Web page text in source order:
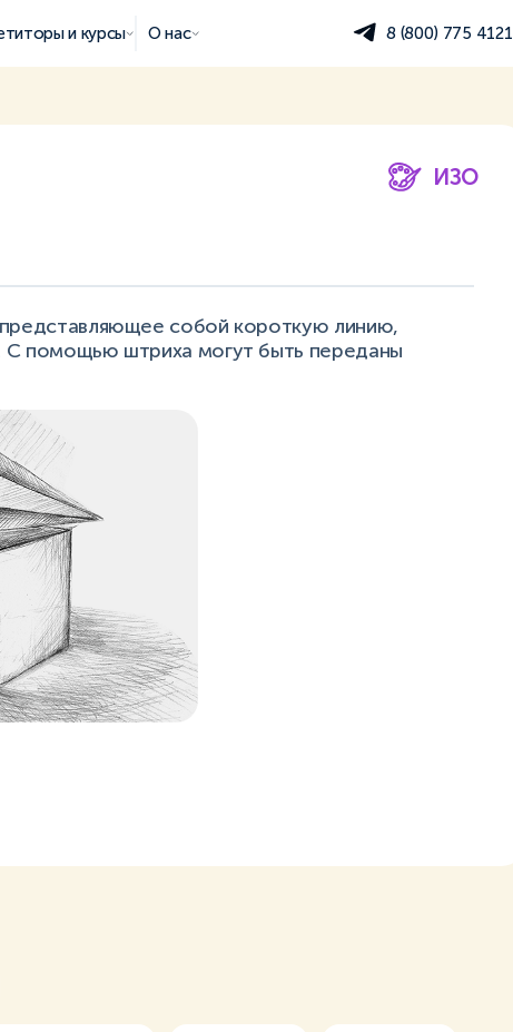
и курсы О нас 8 (800) 775 4121
ИЗО
собой короткую линию,
помощью штриха могут быть переданы